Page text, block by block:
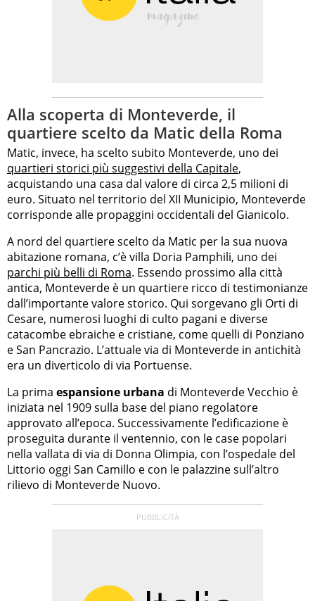
Alla scoperta di Monteverde, il
quartiere scelto da Matic della Roma
Matic, invece, ha scelto subito Monteverde, uno dei
quartieri storici più suggestivi della Capitale,
acquistando una casa dal valore di circa 2,5 milioni di
euro. Situato nel territorio del XII Municipio, Monteverde
corrisponde alle propaggini occidentali del Gianicolo.
A nord del quartiere scelto da Matic per la sua nuova
abitazione romana, c’è villa Doria Pamphili, uno dei
parchi più belli di Roma. Essendo prossimo alla città
antica, Monteverde è un quartiere ricco di testimonianze
dall’importante valore storico. Qui sorgevano gli Orti di
Cesare, numerosi luoghi di culto pagani e diverse
catacombe ebraiche e cristiane, come quelli di Ponziano
e San Pancrazio. L’attuale via di Monteverde in antichità
era un diverticolo di via Portuense.
La prima espansione urbana di Monteverde Vecchio è
iniziata nel 1909 sulla base del piano regolatore
approvato all’epoca. Successivamente l’edificazione è
proseguita durante il ventennio, con le case popolari
nella vallata di via di Donna Olimpia, con l’ospedale del
Littorio oggi San Camillo e con le palazzine sull’altro
rilievo di Monteverde Nuovo.